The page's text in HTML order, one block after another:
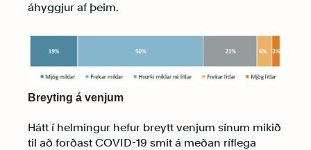
áhyggjur af þeim.
Breyting á venjum
Hátt í helmingur hefur breytt venjum sínum mikið
til að forðast COVID-19 smit á meðan ríflega